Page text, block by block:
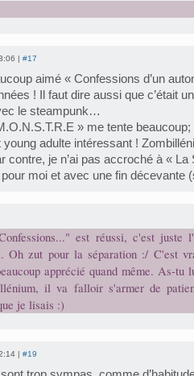
| #17
aimé « Confessions d’un
! Il faut dire aussi que c’était
le steampunk…
» me tente beaucoup;
young adulte intéressant !
contre, je n’ai pas accroché à « La
moi et avec une fin
est réussi, c'est juste
Oh zut pour la séparation :/ C'est
apprécié quand même. As-tu
il va falloir s'armer de
je lisais :)
| #19